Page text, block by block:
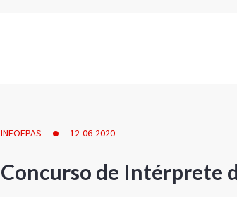
INFOFPAS 12-06-2020
Concurso de Intérprete